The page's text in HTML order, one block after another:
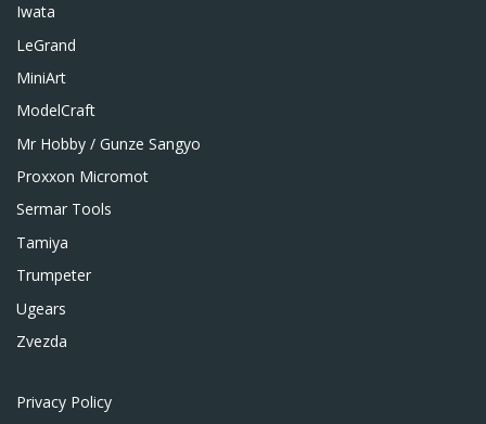
Iwata
LeGrand
MiniArt
ModelCraft
Mr Hobby / Gunze Sangyo
Proxxon Micromot
Sermar Tools
Tamiya
Trumpeter
Ugears
Zvezda
Privacy Policy